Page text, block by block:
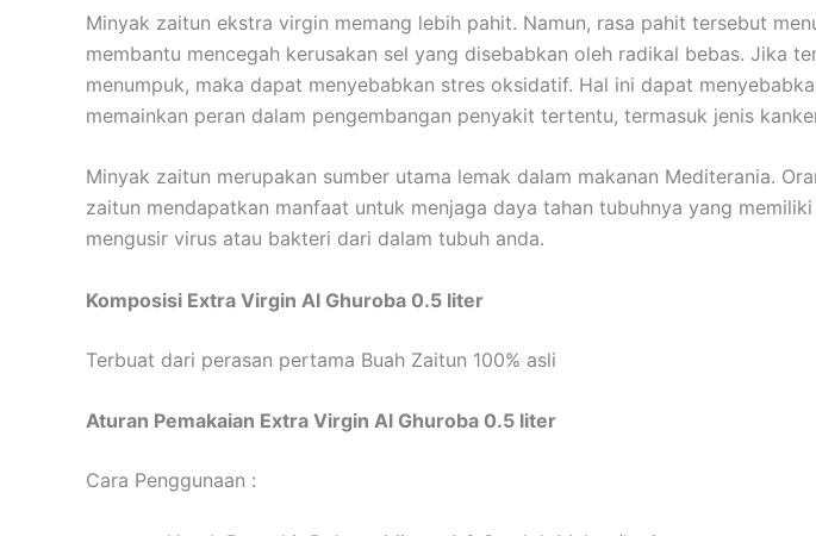
Minyak zaitun ekstra virgin memang lebih pahit. Namun, rasa pahit tersebut
membantu mencegah kerusakan sel yang disebabkan oleh radikal bebas. Jika
menumpuk, maka dapat menyebabkan stres oksidatif. Hal ini dapat
memainkan peran dalam pengembangan penyakit tertentu, termasuk jenis
Minyak zaitun merupakan sumber utama lemak dalam makanan Mediterania.
zaitun mendapatkan manfaat untuk menjaga daya tahan tubuhnya yang
mengusir virus atau bakteri dari dalam tubuh anda.
Komposisi Extra Virgin Al Ghuroba 0.5 liter
Terbuat dari perasan pertama Buah Zaitun 100% asli
Aturan Pemakaian Extra Virgin Al Ghuroba 0.5 liter
Cara Penggunaan :